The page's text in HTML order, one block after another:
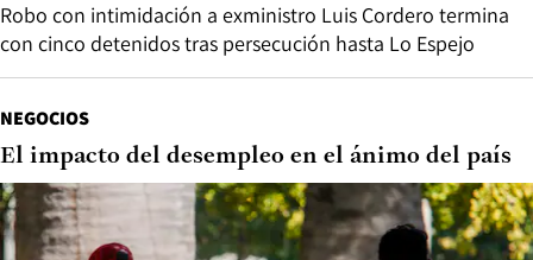
Robo con intimidación a exministro Luis Cordero termina
con cinco detenidos tras persecución hasta Lo Espejo
NEGOCIOS
El impacto del desempleo en el ánimo del país